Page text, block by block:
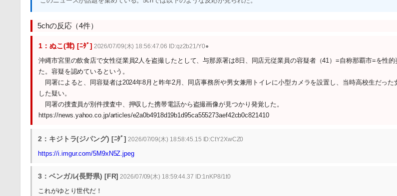
5chの反応（4件）
1：ぬこ(茸) [ﾆﾀﾞ] 2026/07/09(木) 18:56:47.06 ID:qz2b21/Y0●
沖縄市宮里の飲食店で女性従業員2人を盗撮したとして、与那原署は8日、同店元従業員の容疑者（41）=自称那覇市=を性
た。容疑を認めているという。
同署によると、同容疑者は2024年8月と昨年2月、同店事務所や男女兼用トイレに小型カメラを設置し、当時高校生だった
した疑い。
同署の捜査員が別件捜査中、押収した携帯電話から盗撮画像が見つかり発覚した。
https://news.yahoo.co.jp/articles/e2a0b4918d19b1d95ca555273aef42cb0c821410
2：キジトラ(ジパング) [ﾆﾀﾞ] 2026/07/09(木) 18:58:45.15 ID:CtY2XwCZ0
https://i.imgur.com/5M9xN5Z.jpeg
3：ベンガル(長野県) [FR] 2026/07/09(木) 18:59:44.37 ID:1nKP8/1t0
これがゆとり世代だ！